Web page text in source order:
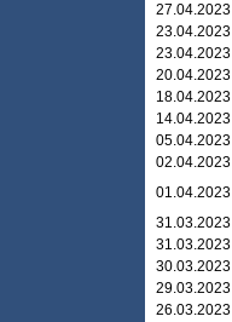
27.04.2023
23.04.2023
23.04.2023
20.04.2023
18.04.2023
14.04.2023
05.04.2023
02.04.2023
01.04.2023
31.03.2023
31.03.2023
30.03.2023
29.03.2023
26.03.2023